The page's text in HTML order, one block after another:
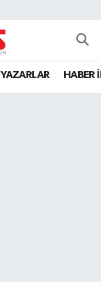
YAZARLAR HABER